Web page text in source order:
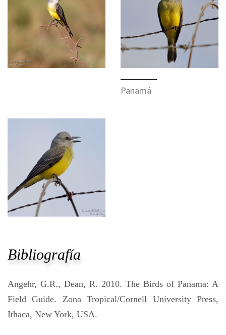
Panamá
Bibliografía
Angehr, G.R., Dean, R. 2010. The Birds of Panama: A
Field Guide. Zona Tropical/Cornell University Press,
Ithaca, New York, USA.